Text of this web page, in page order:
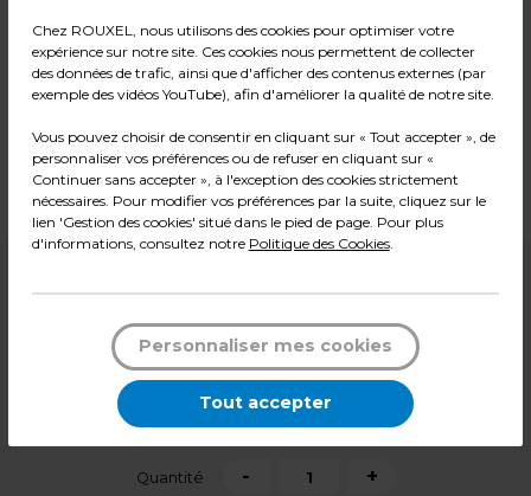
Façade Sixties petit modèle
Code :
Couleur : Béton
Dimensions : L 74 x H 74 cm, ép. 19 mm
Poids : 7,28 kg
+ éco-mobilier
13,64
€ TTC*
l'unité
Quantité - +
Chez ROUXEL, nous utilisons des cookies pour optimiser votre
expérience sur notre site. Ces cookies nous permettent de collecter
des données de trafic, ainsi que d'afficher des contenus externes (par
exemple des vidéos YouTube), afin d'améliorer la qualité de notre site.
Vous pouvez choisir de consentir en cliquant sur « Tout accepter », de
personnaliser vos préférences ou de refuser en cliquant sur «
Continuer sans accepter », à l'exception des cookies strictement
nécessaires. Pour modifier vos préférences par la suite, cliquez sur le
lien 'Gestion des cookies' situé dans le pied de page. Pour plus
d'informations, consultez notre Politique des Cookies.
Personnaliser mes cookies
Tout accepter